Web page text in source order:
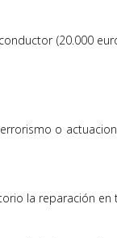
(20.000
o
la reparación en